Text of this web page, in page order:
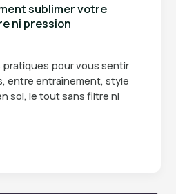
sublimer votre
ni pression
pratiques pour vous sentir
entre entraînement, style
soi, le tout sans filtre ni